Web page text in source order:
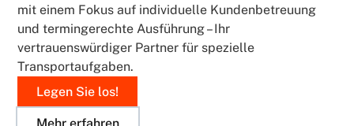
mit einem Fokus auf individuelle Kundenbetreuung
und termingerechte Ausführung – Ihr
vertrauenswürdiger Partner für spezielle
Transportaufgaben.
Legen Sie los!